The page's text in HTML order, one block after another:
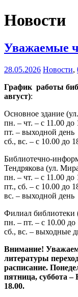
Новости
Уважаемые
28.05.2026 Новости,
График работы
август):
Основное здание
пн. – чт. – с 11.00 до
пт. – выходной день
сб., вс. – с 10.00 до
Библиотечно-
Тендрякова (ул.
пн. – чт. – с 11.00 до
пт., сб. – с 10.00 до
вс. – выходной день
Филиал библиотеки
пн. – пт. – с 10.00 до
сб., вс. – выходные
Внимание!
литературы
расписание.
пятница, суббота
18.00.